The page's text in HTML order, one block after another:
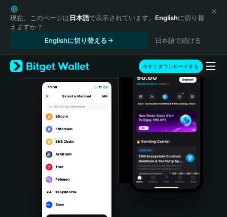
English
日本語
Tiếng Việt
Español (Latinoamérica)
Türkçe
Italiano
Português (Portugal)
Bahasa Indonesia
Português (Brasil)
現在、このページは日本語で表示されています。 Englishに切り替
えますか？
Englishに切り替える
日本語で続ける
今すぐダウンロードする